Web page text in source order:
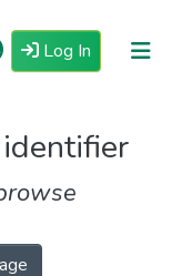
Log In (current)